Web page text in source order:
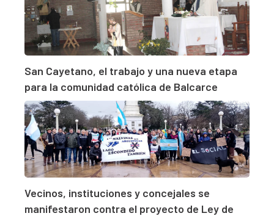
San Cayetano, el trabajo y una nueva etapa
para la comunidad católica de Balcarce
Vecinos, instituciones y concejales se
manifestaron contra el proyecto de Ley de